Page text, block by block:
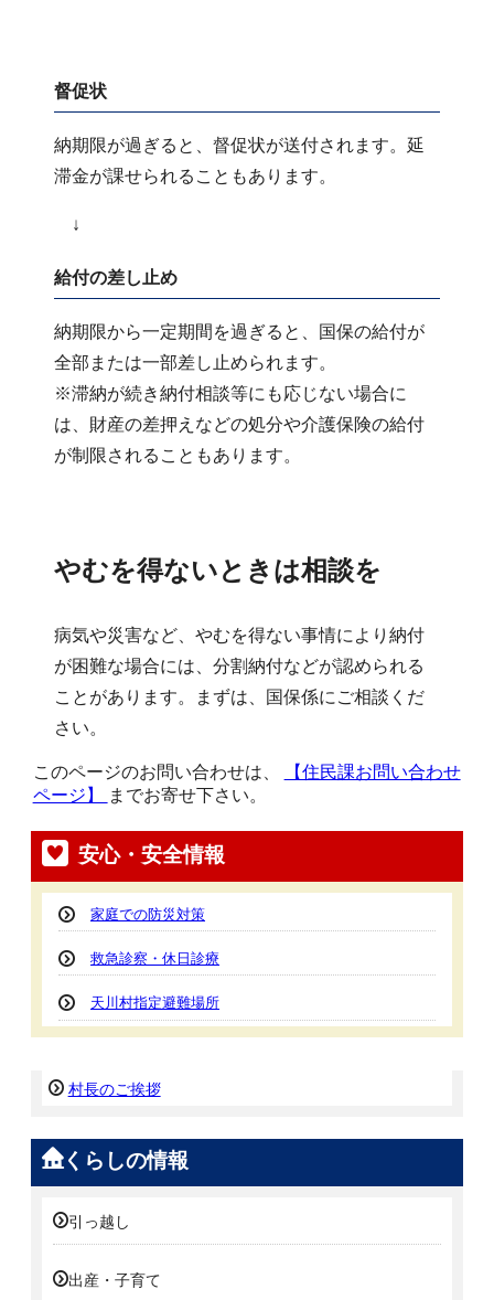
督促状
納期限が過ぎると、督促状が送付されます。延
滞金が課せられることもあります。
↓
給付の差し止め
納期限から一定期間を過ぎると、国保の給付が
全部または一部差し止められます。
※滞納が続き納付相談等にも応じない場合に
は、財産の差押えなどの処分や介護保険の給付
が制限されることもあります。
やむを得ないときは相談を
病気や災害など、やむを得ない事情により納付
が困難な場合には、分割納付などが認められる
ことがあります。まずは、国保係にご相談くだ
さい。
このページのお問い合わせは、
【住民課お問い合わせ
ページ】
までお寄せ下さい。
安心・安全情報
家庭での防災対策
救急診察・休日診療
天川村指定避難場所
村長のご挨拶
くらしの情報
引っ越し
出産・子育て